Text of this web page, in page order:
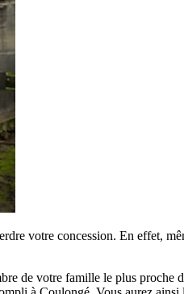
votre concession. En effet,
de votre famille le plus